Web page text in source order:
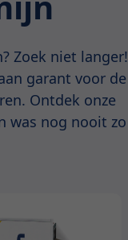
Zoek niet langer!
garant voor de
Ontdek onze
was nog nooit zo